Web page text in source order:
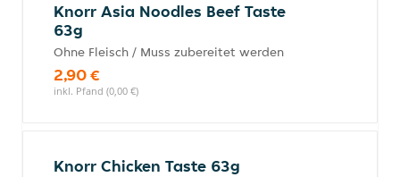
Knorr Asia Noodles Beef Taste
63g
Ohne Fleisch / Muss zubereitet werden
2,90 €
inkl. Pfand (0,00 €)
Knorr Chicken Taste 63g